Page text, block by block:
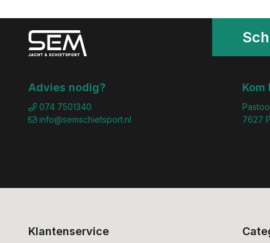
Advies nodig?
074 7501340
info@semschietsport.nl
Kom
7627
Klantenservice